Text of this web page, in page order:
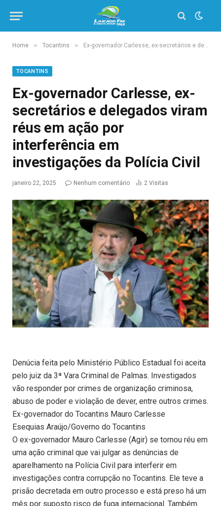
Home » Tocantins » Ex-governador Carlesse, ex-secretários e delegados viram réus em ação por interferência em investigações da Polícia Civil
TOCANTINS
Ex-governador Carlesse, ex-
secretários e delegados viram
réus em ação por
interferência em
investigações da Polícia Civil
janeiro 22, 2025 Nenhum comentário 2 Visitas
Denúcia feita pelo Ministério Público Estadual foi aceita
pelo juiz da 3ª Vara Criminal de Palmas. Investigados
vão responder por crimes de organização criminosa,
abuso de poder e violação de dever, entre outros crimes.
Ex-governador do Tocantins Mauro Carlesse
Esequias Araújo/Governo do Tocantins
O ex-governador Mauro Carlesse (Agir) se tornou réu em
uma ação criminal que vai julgar as denúncias de
aparelhamento na Polícia Civil para interferir em
investigações contra corrupção no Tocantins. Ele teve a
prisão decretada em outro processo e está preso há um
mês por suposto risco de fuga internacional. Também